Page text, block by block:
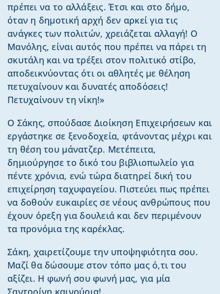
πρέπει να το αλλάξεις. Έτσι και στο δήμο,
όταν η δημοτική αρχή δεν αρκεί για τις
ανάγκες των πολιτών, χρειάζεται αλλαγή! Ο
Μανόλης, είναι αυτός που πρέπει να πάρει τη
σκυτάλη και να τρέξει στον πολιτικό στίβο,
αποδεικνύοντας ότι οι αθλητές με θέληση
πετυχαίνουν και δυνατές αποδόσεις!
Πετυχαίνουν τη νίκη!»
Ο Σάκης, σπούδασε Διοίκηση Επιχειρήσεων και
εργάστηκε σε ξενοδοχεία, φτάνοντας μέχρι και
τη θέση του μάνατζερ. Μετέπειτα,
δημιούργησε το δικό του βιβλιοπωλείο για
πέντε χρόνια, ενώ τώρα διατηρεί δική του
επιχείρηση ταχυφαγείου. Πιστεύει πως πρέπει
να δοθούν ευκαιρίες σε νέους ανθρώπους που
έχουν όρεξη για δουλειά και δεν περιμένουν
τα προνόμια της καρέκλας.
Σάκη, χαιρετίζουμε την υποψηφιότητα σου.
Μαζί θα δώσουμε στον τόπο μας ό,τι του
αξίζει. Η φωνή σου φωνή μας, για μία
Σαντορίνη καινούρια!